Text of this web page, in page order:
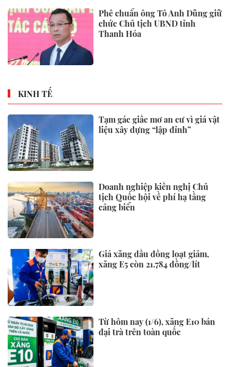
Phê chuẩn ông Tô Anh Dũng giữ
chức Chủ tịch UBND tỉnh
Thanh Hóa
KINH TẾ
Tạm gác giấc mơ an cư vì giá vật
liệu xây dựng “lập đỉnh”
Doanh nghiệp kiến nghị Chủ
tịch Quốc hội về phí hạ tầng
cảng biển
Giá xăng dầu đồng loạt giảm,
xăng E5 còn 21.784 đồng/lít
Từ hôm nay (1/6), xăng E10 bán
đại trà trên toàn quốc